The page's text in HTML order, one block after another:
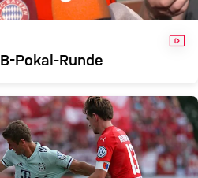
Pokal-Runde